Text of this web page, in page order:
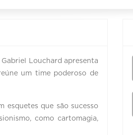
Louchard apresenta
um time poderoso de
esquetes que são sucesso
como cartomagia,